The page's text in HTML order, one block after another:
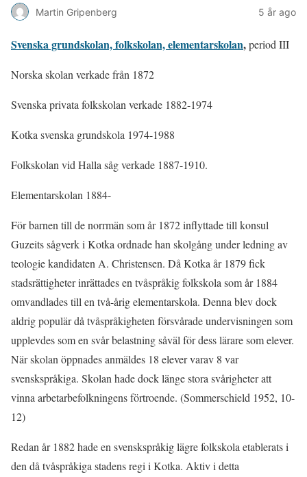
Martin Gripenberg 5 år ago
Svenska grundskolan, folkskolan, elementarskolan,period III
Norska skolan verkade från 1872
Svenska privata folkskolan verkade 1882-1974
Kotka svenska grundskola 1974-1988
Folkskolan vid Halla såg verkade 1887-1910.
Elementarskolan 1884-
För barnen till de norrmän som år 1872 inflyttade till konsul
Guzeits sågverk i Kotka ordnade han skolgång under ledning av
teologie kandidaten A. Christensen. Då Kotka år 1879 fick
stadsrättigheter inrättades en tvåspråkig folkskola som år 1884
omvandlades till en två-årig elementarskola. Denna blev dock
aldrig populär då tvåspråkigheten försvårade undervisningen som
upplevdes som en svår belastning såväl för dess lärare som elever.
När skolan öppnades anmäldes 18 elever varav 8 var
svenskspråkiga. Skolan hade dock länge stora svårigheter att
vinna arbetarbefolkningens förtroende. (Sommerschield 1952, 10-
12)
Redan år 1882 hade en svenskspråkig lägre folkskola etablerats i
den då tvåspråkiga stadens regi i Kotka. Aktiv i detta